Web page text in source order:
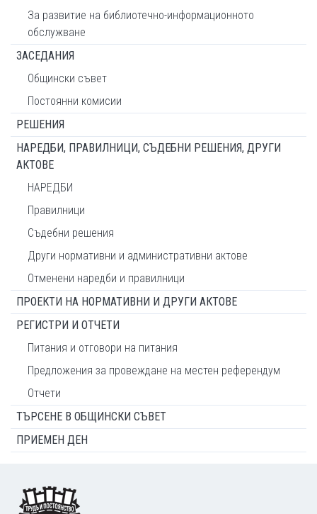
За развитие на библиотечно-информационното
обслужване
ЗАСЕДАНИЯ
Общински съвет
Постоянни комисии
РЕШЕНИЯ
НАРЕДБИ, ПРАВИЛНИЦИ, СЪДЕБНИ РЕШЕНИЯ, ДРУГИ
АКТОВЕ
НАРЕДБИ
Правилници
Съдебни решения
Други нормативни и административни актове
Отменени наредби и правилници
ПРОЕКТИ НА НОРМАТИВНИ И ДРУГИ АКТОВЕ
РЕГИСТРИ И ОТЧЕТИ
Питания и отговори на питания
Предложения за провеждане на местен референдум
Отчети
ТЪРСЕНЕ В ОБЩИНСКИ СЪВЕТ
ПРИЕМЕН ДЕН
Footer